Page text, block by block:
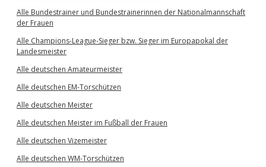
Alle Bundestrainer und Bundestrainerinnen der Nationalmannschaft
der Frauen
Alle Champions-League-Sieger bzw. Sieger im Europapokal der
Landesmeister
Alle deutschen Amateurmeister
Alle deutschen EM-Torschützen
Alle deutschen Meister
Alle deutschen Meister im Fußball der Frauen
Alle deutschen Vizemeister
Alle deutschen WM-Torschützen